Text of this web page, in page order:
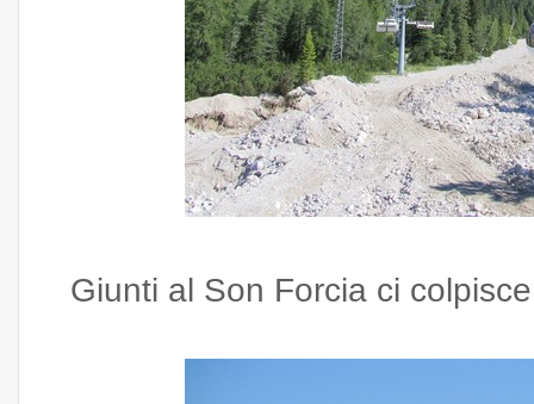
Giunti al Son Forcia ci